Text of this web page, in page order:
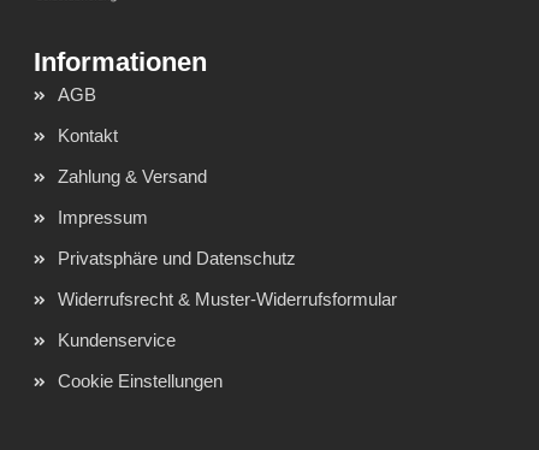
AGB
Kontakt
Zahlung & Versand
Impressum
Privatsphäre und Datenschutz
Widerrufsrecht & Muster-Widerrufsformular
Kundenservice
Cookie Einstellungen